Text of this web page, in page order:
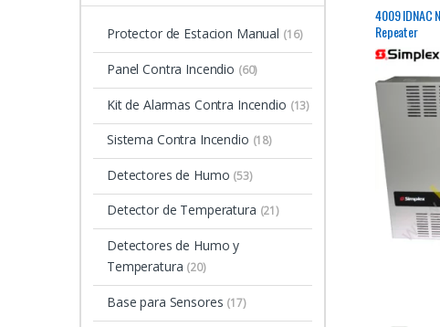
4009 IDNAC
Repeater
Protector de Estacion Manual (16)
Panel Contra Incendio (60)
Kit de Alarmas Contra Incendio (13)
Sistema Contra Incendio (18)
Detectores de Humo (53)
Detector de Temperatura (21)
Detectores de Humo y
Temperatura (20)
Base para Sensores (17)